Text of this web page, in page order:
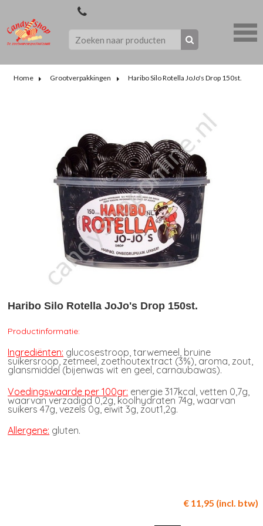
Home Grootverpakkingen Haribo Silo Rotella JoJo's Drop 150st.
Haribo Silo Rotella JoJo's Drop 150st.
Productinformatie:
Ingrediënten: glucosestroop, tarwemeel, bruine
suikersroop, zetmeel, zoethoutextract (3%), aroma, zout,
glansmiddel (bijenwas wit en geel, carnaubawas).
Voedingswaarde per 100gr: energie 317kcal, vetten 0,7g,
waarvan verzadigd 0,2g, koolhydraten 74g, waarvan
suikers 47g, vezels 0g, eiwit 3g, zout1,2g.
Allergene: gluten.
€ 11,95 (incl. btw)